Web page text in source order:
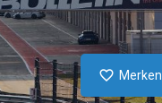
Merken